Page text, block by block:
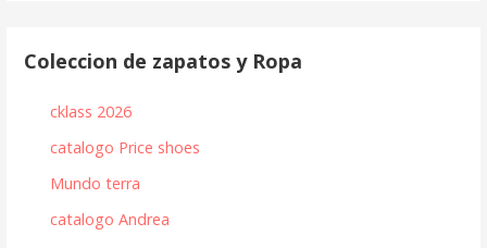
Coleccion de zapatos y Ropa
cklass 2026
catalogo Price shoes
Mundo terra
catalogo Andrea